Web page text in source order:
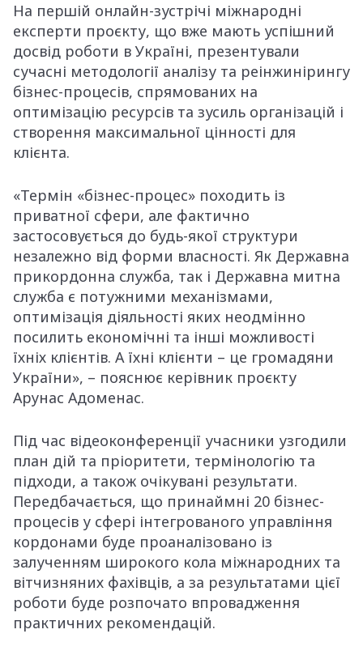
На першій онлайн-зустрічі міжнародні
експерти проєкту, що вже мають успішний
досвід роботи в Україні, презентували
сучасні методології аналізу та реінжинірингу
бізнес-процесів, спрямованих на
оптимізацію ресурсів та зусиль організацій і
створення максимальної цінності для
клієнта.
«Термін «бізнес-процес» походить із
приватної сфери, але фактично
застосовується до будь-якої структури
незалежно від форми власності. Як Державна
прикордонна служба, так і Державна митна
служба є потужними механізмами,
оптимізація діяльності яких неодмінно
посилить економічні та інші можливості
їхніх клієнтів. А їхні клієнти – це громадяни
України», – пояснює керівник проєкту
Арунас Адоменас.
Під час відеоконференції учасники узгодили
план дій та пріоритети, термінологію та
підходи, а також очікувані результати.
Передбачається, що принаймні 20 бізнес-
процесів у сфері інтегрованого управління
кордонами буде проаналізовано із
залученням широкого кола міжнародних та
вітчизняних фахівців, а за результатами цієї
роботи буде розпочато впровадження
практичних рекомендацій.